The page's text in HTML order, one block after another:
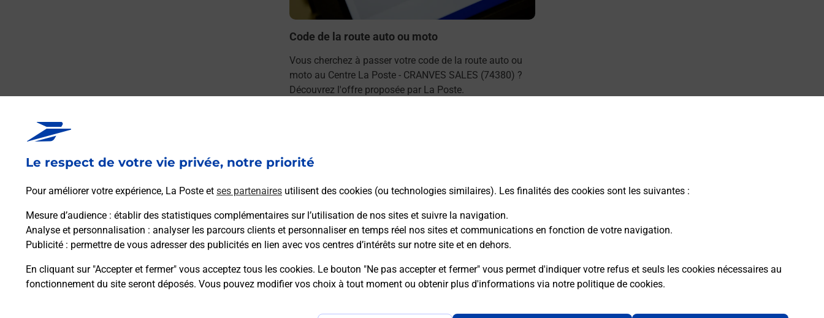
Le respect de votre vie privée, notre priorité
Pour améliorer votre expérience, La Poste et ses partenaires utilisent des cookies (ou technologies similaires). Les finalités des cookies sont les suivantes :
Mesure d’audience : établir des statistiques complémentaires sur l’utilisation de nos sites et suivre la navigation.
Analyse et personnalisation : analyser les parcours clients et personnaliser en temps réel nos sites et communications en fonction de votre navigation.
Publicité : permettre de vous adresser des publicités en lien avec vos centres d’intérêts sur notre site et en dehors.
En cliquant sur "Accepter et fermer" vous acceptez tous les cookies. Le bouton "Ne pas accepter et fermer" vous permet d'indiquer votre refus et seuls les cookies nécessaires au
fonctionnement du site seront déposés. Vous pouvez modifier vos choix à tout moment ou obtenir plus d'informations via notre politique de cookies.
Code de la route auto ou moto
Vous cherchez à passer votre code de la route auto ou
moto au Centre La Poste - CRANVES SALES (74380) ?
Découvrez l'offre proposée par La Poste.
Foire aux questions
Quel âge minimum faut-il pour passer le permis bateau ?